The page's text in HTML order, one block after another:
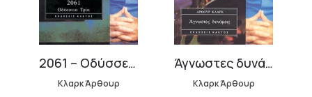
2061 – Οδύσσεια 3
Κλαρκ Άρθουρ
Άγνωστες δυνάμεις
Κλαρκ Άρθουρ